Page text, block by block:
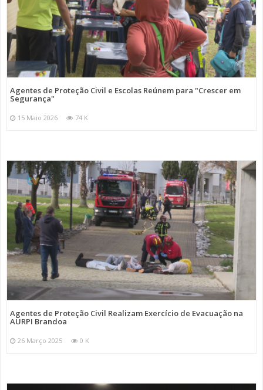
Agentes de Proteção Civil e Escolas Reúnem para "Crescer em
Segurança"
15 Maio 2026 74 K
Agentes de Proteção Civil Realizam Exercício de Evacuação na
AURPI Brandoa
26 Março 2025 0 K